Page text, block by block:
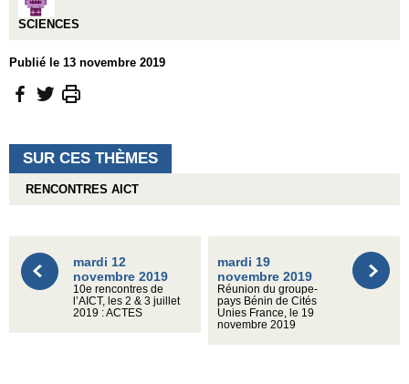
SCIENCES
Publié le 13 novembre 2019
SUR CES THÈMES
RENCONTRES AICT
mardi 12
novembre 2019
10e rencontres de
l’AICT, les 2 & 3 juillet
2019 : ACTES
mardi 19
novembre 2019
Réunion du groupe-
pays Bénin de Cités
Unies France, le 19
novembre 2019